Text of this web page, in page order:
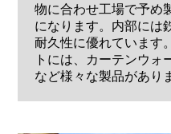
物に合わせ工場で予め
になります。内部には
耐久性に優れています
トには、カーテンウォ
など様々な製品があり